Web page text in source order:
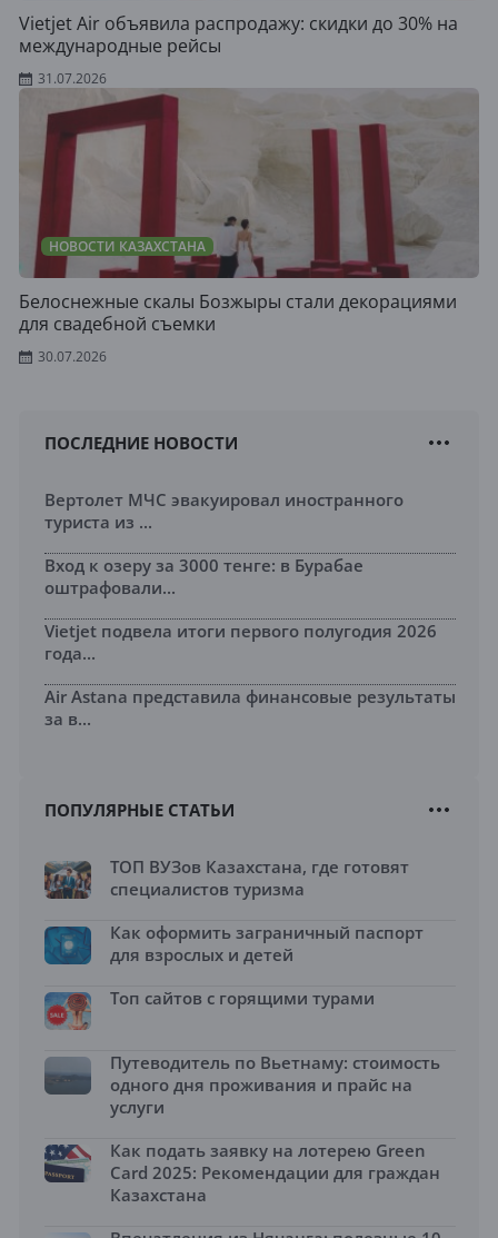
Vietjet Air объявила распродажу: скидки до 30% на
международные рейсы
31.07.2026
НОВОСТИ КАЗАХСТАНА
Белоснежные скалы Бозжыры стали декорациями
для свадебной съемки
30.07.2026
ПОСЛЕДНИЕ НОВОСТИ
Вертолет МЧС эвакуировал иностранного
туриста из ...
Вход к озеру за 3000 тенге: в Бурабае
оштрафовали...
Vietjet подвела итоги первого полугодия 2026
года...
Air Astana представила финансовые результаты
за в...
ПОПУЛЯРНЫЕ СТАТЬИ
ТОП ВУЗов Казахстана, где готовят
специалистов туризма
Как оформить заграничный паспорт
для взрослых и детей
Топ сайтов с горящими турами
Путеводитель по Вьетнаму: стоимость
одного дня проживания и прайс на
услуги
Как подать заявку на лотерею Green
Card 2025: Рекомендации для граждан
Казахстана